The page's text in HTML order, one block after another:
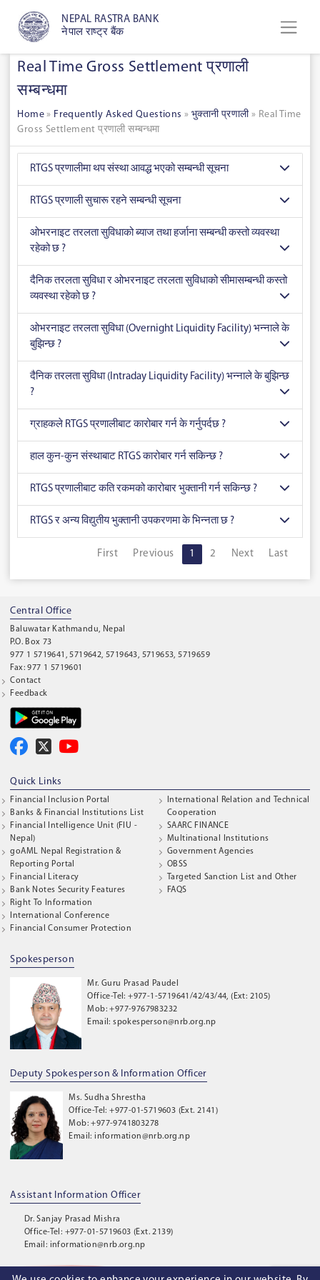
NEPAL RASTRA BANK
नेपाल राष्ट्र बैंक
Real Time Gross Settlement प्रणाली
सम्बन्धमा
Home » Frequently Asked Questions » भुक्तानी प्रणाली» Real Time
Gross Settlement प्रणाली सम्बन्धमा
RTGS प्रणालीमा थप संस्था आवद्ध भएको सम्बन्धी सूचना
RTGS प्रणाली सुचारू रहने सम्बन्धी सूचना
ओभरनाइट तरलता सुविधाको ब्याज तथा हर्जाना सम्बन्धी कस्तो व्यवस्था
रहेको छ ?
दैनिक तरलता सुविधा र ओभरनाइट तरलता सुविधाको सीमासम्बन्धी कस्तो
व्यवस्था रहेको छ ?
ओभरनाइट तरलता सुविधा (Overnight Liquidity Facility) भन्नाले के
बुझिन्छ ?
दैनिक तरलता सुविधा (Intraday Liquidity Facility) भन्नाले के बुझिन्छ
?
ग्राहकले RTGS प्रणालीबाट कारोबार गर्न के गर्नुपर्दछ ?
हाल कुन-कुन संस्थाबाट RTGS कारोबार गर्न सकिन्छ ?
RTGS प्रणालीबाट कति रकमको कारोबार भुक्तानी गर्न सकिन्छ ?
RTGS र अन्य विद्युतीय भुक्तानी उपकरणमा के भिन्नता छ ?
First Previous 1 2 Next Last
Central Office
Baluwatar Kathmandu, Nepal
P.O. Box 73
977 1 5719641, 5719642, 5719643, 5719653, 5719659
Fax: 977 1 5719601
Contact
Feedback
Quick Links
Financial Inclusion Portal
Banks & Financial Institutions List
Financial Intelligence Unit (FIU -
Nepal)
goAML Nepal Registration &
Reporting Portal
Financial Literacy
Bank Notes Security Features
Right To Information
International Conference
Financial Consumer Protection
International Relation and Technical
Cooperation
SAARC FINANCE
Multinational Institutions
Government Agencies
OBSS
Targeted Sanction List and Other
FAQS
Spokesperson
Mr. Guru Prasad Paudel
Office-Tel: +977-1-5719641/42/43/44, (Ext: 2105)
Mob: +977-9767983232
Email: spokesperson@nrb.org.np
Deputy Spokesperson & Information Officer
Ms. Sudha Shrestha
Office-Tel: +977-01-5719603 (Ext. 2141)
Mob: +977-9741803278
Email: information@nrb.org.np
Assistant Information Officer
Dr. Sanjay Prasad Mishra
Office-Tel: +977-01-5719603 (Ext. 2139)
Email: information@nrb.org.np